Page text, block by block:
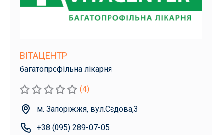
ВІТАЦЕНТР
багатопрофільна лікарня
(4)
м. Запоріжжя, вул.Сєдова,3
+38 (095) 289-07-05